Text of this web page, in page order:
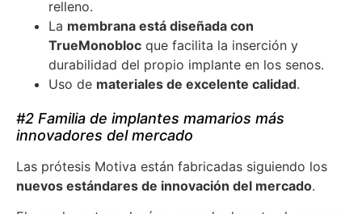
relleno.
La membrana está diseñada con
TrueMonobloc que facilita la inserción y
durabilidad del propio implante en los senos.
Uso de materiales de excelente calidad.
#2 Familia de implantes mamarios más
innovadores del mercado
Las prótesis Motiva están fabricadas siguiendo los
nuevos estándares de innovación del mercado.